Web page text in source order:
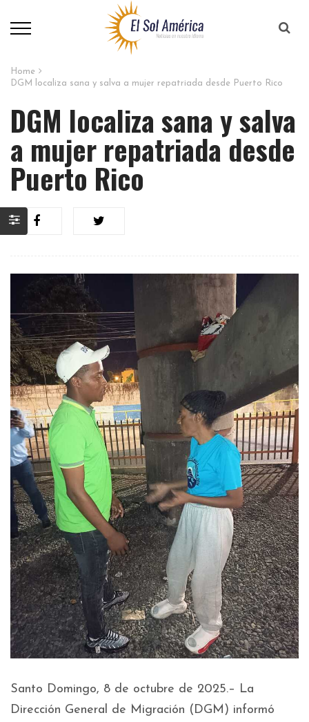
Home
DGM localiza sana y salva a mujer repatriada desde Puerto Rico
DGM localiza sana y salva
a mujer repatriada desde
Puerto Rico
Santo Domingo, 8 de octubre de 2025.– La
Dirección General de Migración (DGM) informó